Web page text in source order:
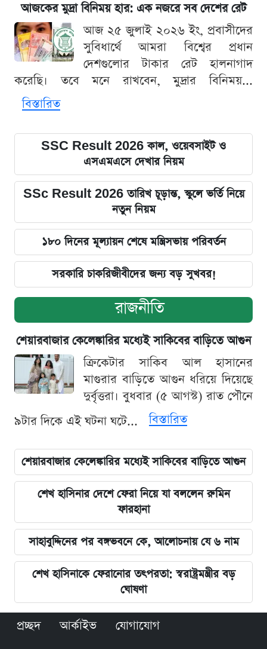
আজকের মুদ্রা বিনিময় হার: এক নজরে সব দেশের রেট
আজ ২৫ জুলাই ২০২৬ ইং, প্রবাসীদের
সুবিধার্থে আমরা বিশ্বের প্রধান
দেশগুলোর টাকার রেট হালনাগাদ
করেছি। তবে মনে রাখবেন, মুদ্রার বিনিময়...
বিস্তারিত
SSC Result 2026 কাল, ওয়েবসাইট ও
এসএমএসে দেখার নিয়ম
SSc Result 2026 তারিখ চূড়ান্ত, স্কুলে ভর্তি নিয়ে
নতুন নিয়ম
১৮০ দিনের মূল্যায়ন শেষে মন্ত্রিসভায় পরিবর্তন
সরকারি চাকরিজীবীদের জন্য বড় সুখবর!
রাজনীতি
শেয়ারবাজার কেলেঙ্কারির মধ্যেই সাকিবের বাড়িতে আগুন
ক্রিকেটার সাকিব আল হাসানের
মাগুরার বাড়িতে আগুন ধরিয়ে দিয়েছে
দুর্বৃত্তরা। বুধবার (৫ আগস্ট) রাত পৌনে
৯টার দিকে এই ঘটনা ঘটে...
বিস্তারিত
শেয়ারবাজার কেলেঙ্কারির মধ্যেই সাকিবের বাড়িতে আগুন
শেখ হাসিনার দেশে ফেরা নিয়ে যা বললেন রুমিন
ফারহানা
সাহাবুদ্দিনের পর বঙ্গভবনে কে, আলোচনায় যে ৬ নাম
শেখ হাসিনাকে ফেরানোর তৎপরতা: স্বরাষ্ট্রমন্ত্রীর বড়
ঘোষণা
প্রচ্ছদ আর্কাইভ যোগাযোগ